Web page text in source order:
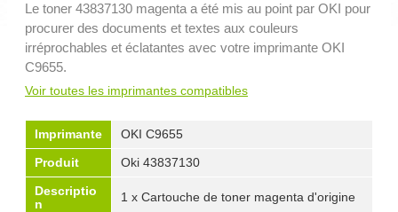
Le toner 43837130 magenta a été mis au point par OKI pour
procurer des documents et textes aux couleurs
irréprochables et éclatantes avec votre imprimante OKI
C9655.
Voir toutes les imprimantes compatibles
Imprimante
OKI C9655
Produit
Oki 43837130
Descriptio
n
1 x Cartouche de toner magenta d'origine